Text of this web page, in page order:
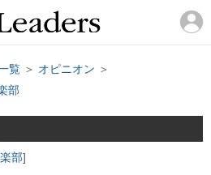
覧 ＞ オピニオン ＞
部
部